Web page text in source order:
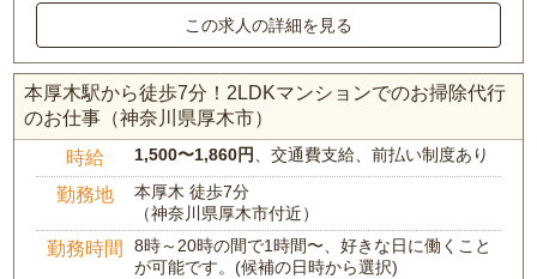
この求人の詳細を見る
本厚木駅から徒歩7分！2LDKマンションでのお掃除代行
のお仕事（神奈川県厚木市）
時給 1,500〜1,860円 、交通費支給、前払い制度あり
勤務地
本厚木 徒歩7分
（神奈川県厚木市付近）
勤務時間
8時～20時の間で1時間〜、好きな日に働くこと
が可能です。(候補の日時から選択)